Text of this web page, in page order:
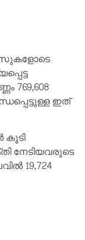
ഇത്
കൂടി
നേടിയവരുടെ
19,724